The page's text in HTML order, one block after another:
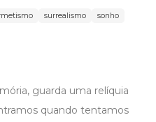
surrealismo sonho
guarda uma relíquia
quando tentamos